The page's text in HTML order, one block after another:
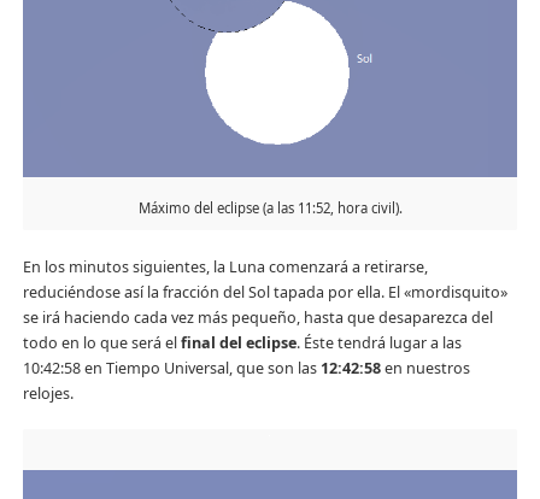
Máximo del eclipse (a las 11:52, hora civil).
En los minutos siguientes, la Luna comenzará a retirarse,
reduciéndose así la fracción del Sol tapada por ella. El «mordisquito»
se irá haciendo cada vez más pequeño, hasta que desaparezca del
todo en lo que será elfinal del eclipse. Éste tendrá lugar a las
10:42:58 en Tiempo Universal, que son las 12:42:58en nuestros
relojes.